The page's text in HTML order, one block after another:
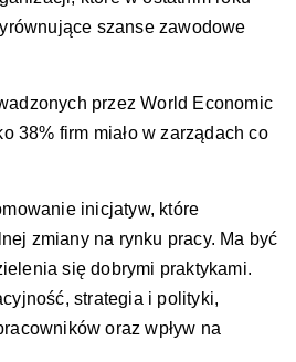
szanse zawodowe
przez World Economic
38% firm miało w zarządach co
inicjatyw, które
zmiany na rynku pracy. Ma być
się dobrymi praktykami.
strategia i polityki,
oraz wpływ na